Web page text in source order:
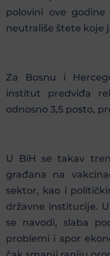
polovini ove
neutrališe štete koje
Za Bosnu i
institut predviđa
odnosno 3,5 posto,
U BiH se takav
građana na
sektor, kao i
državne institucije.
se navodi, slaba
problemi i spor